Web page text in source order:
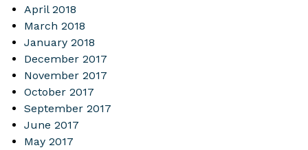
April 2018
March 2018
January 2018
December 2017
November 2017
October 2017
September 2017
June 2017
May 2017